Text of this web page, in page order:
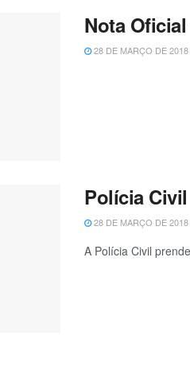
Nota
28 DE MARÇO DE 2018
Polícia
28 DE MARÇO DE 2018
A Polícia Civil